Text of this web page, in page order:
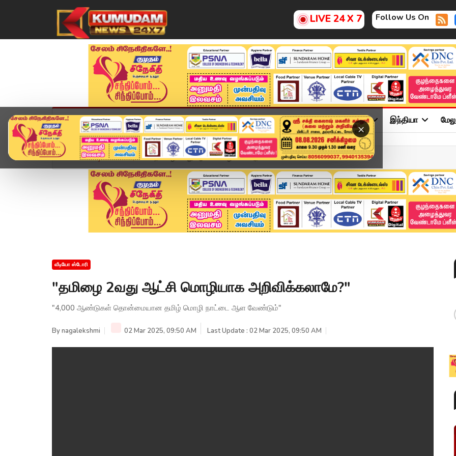
LIVE 24 X 7 Follow Us On
×
முகப்பு விளையாட்டு அண்மை தமிழ்நாடு சினிமா அரசியல் விளையாட்டு இந்தியா
Home வீடியோ ஸ்டோரி "தமிழை 2வது ஆட்சி மொழியாக அறிவிக்கலாமே?"
வீடியோ ஸ்டோரி
"தமிழை 2வது ஆட்சி மொழியாக அறிவிக்கலாமே?"
"4,000 ஆண்டுகள் தொன்மையான தமிழ் மொழி நாட்டை ஆள வேண்டும்"
Bynagalekshmi 02 Mar 2025, 09:50 AM Last Update : 02 Mar 2025, 09:50 AM